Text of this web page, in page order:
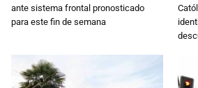
ante sistema frontal pronosticado
para este fin de semana